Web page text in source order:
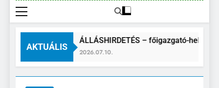
AKTUÁLIS
ÁLLÁSHIRDETÉS – főigazgató-helyettes
2026.07.10.